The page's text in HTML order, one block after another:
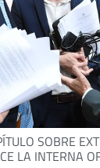
SOBRE
LA INTERNA